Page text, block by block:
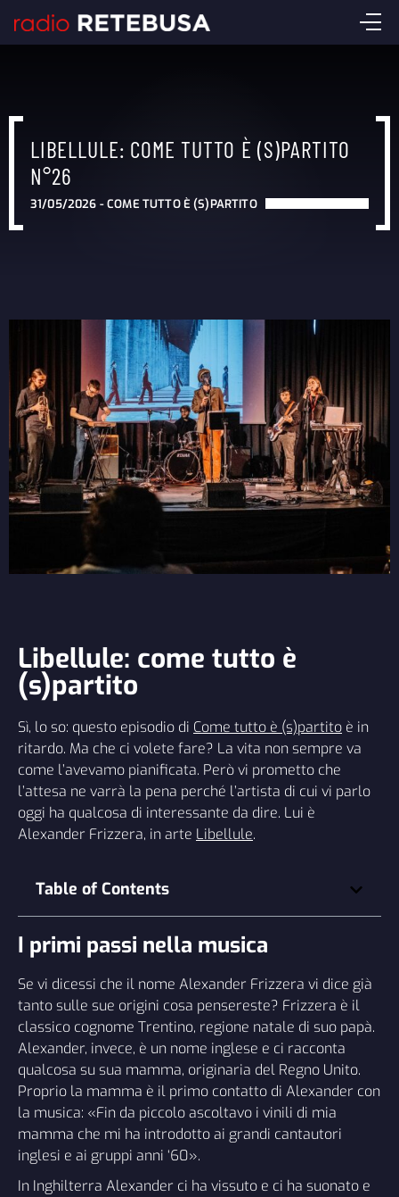
LIBELLULE: COME TUTTO È (S)PARTITO
N°26
31/05/2026 -COME TUTTO È (S)PARTITO
Libellule: come tutto è
(s)partito
Sì, lo so: questo episodio di Come tutto è (s)partito è in
ritardo. Ma che ci volete fare? La vita non sempre va
come l’avevamo pianificata. Però vi prometto che
l’attesa ne varrà la pena perché l’artista di cui vi parlo
oggi ha qualcosa di interessante da dire. Lui è
Alexander Frizzera, in arte Libellule.
Table of Contents
I primi passi nella musica
Se vi dicessi che il nome Alexander Frizzera vi dice già
tanto sulle sue origini cosa pensereste? Frizzera è il
classico cognome Trentino, regione natale di suo papà.
Alexander, invece, è un nome inglese e ci racconta
qualcosa su sua mamma, originaria del Regno Unito.
Proprio la mamma è il primo contatto di Alexander con
la musica: «Fin da piccolo ascoltavo i vinili di mia
mamma che mi ha introdotto ai grandi cantautori
inglesi e ai gruppi anni ‘60».
In Inghilterra Alexander ci ha vissuto e ci ha suonato e